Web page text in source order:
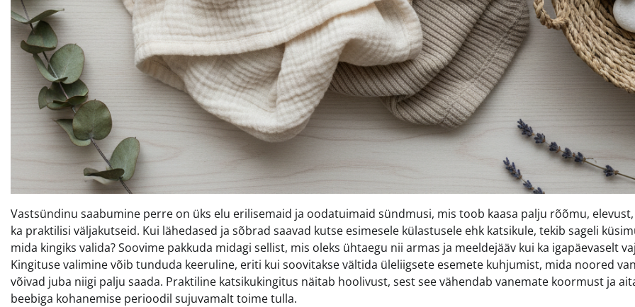
Vastsündinu saabumine perre on üks elu erilisemaid ja oodatuimaid sündmusi, mis toob kaasa palju rõõmu,
ka praktilisi väljakutseid. Kui lähedased ja sõbrad saavad kutse esimesele külastusele ehk katsikule, tekib sageli
mida kingiks valida? Soovime pakkuda midagi sellist, mis oleks ühtaegu nii armas ja meeldejääv kui ka igapäevaselt
Kingituse valimine võib tunduda keeruline, eriti kui soovitakse vältida üleliigsete esemete kuhjumist, mida noored
võivad juba niigi palju saada. Praktiline katsikukingitus näitab hoolivust, sest see vähendab vanemate koormust ja
beebiga kohanemise perioodil sujuvamalt toime tulla.